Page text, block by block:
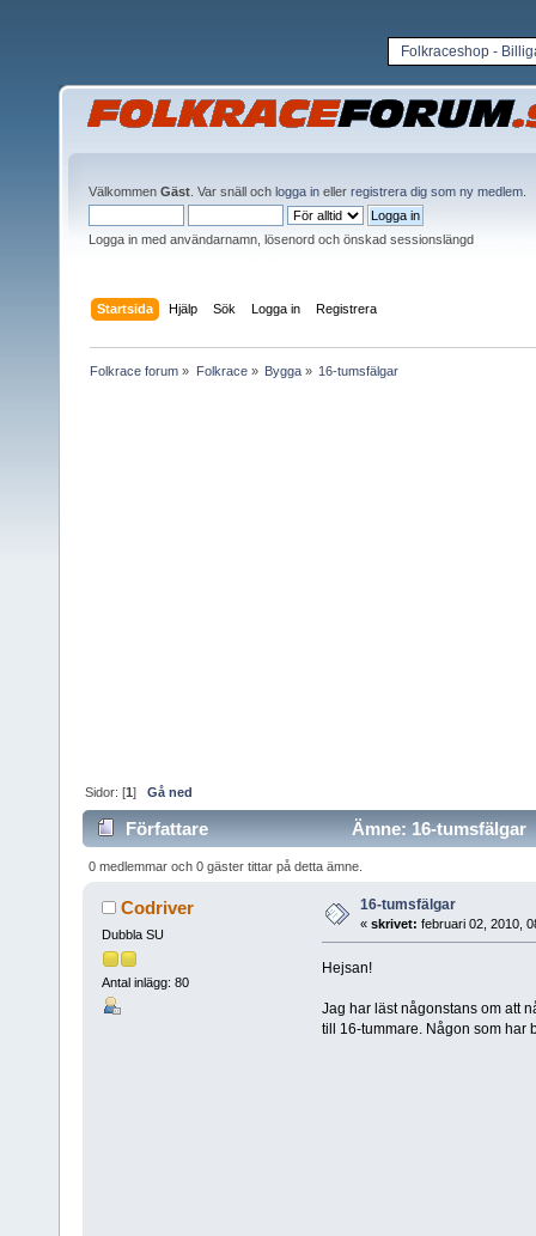
Folkraceshop -
Välkommen Gäst . Var snäll och logga in eller registrera dig som ny medlem
Logga in med användarnamn, lösenord och önskad sessionslängd
Startsida Hjälp Sök Logga in Registrera
Folkrace forum » Folkrace» Bygga» 16-tumsfälgar
Sidor: [1]Gå ned
Författare Ämne: 16-tumsfälgar
0 medlemmar och 0 gäster tittar på detta ämne.
Codriver
Dubbla SU
Antal inlägg: 80
16-tumsfälgar
« skrivet: februari 02, 2010,
Hejsan!
Jag har läst någonstans om att
till 16-tummare. Någon som har